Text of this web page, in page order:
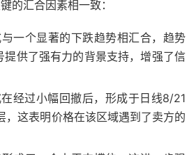
的汇合因素相一致：
一个显著的下跌趋势相汇合，趋势
提供了强有力的背景支持，增强了信
经过小幅回撤后，形成于日线8/21
，这表明价格在该区域遇到了卖方的